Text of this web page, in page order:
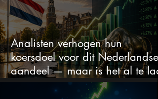
Analisten verhogen hun
koersdoel voor dit Nederlandse
aandeel — maar is het al te laat
om in te stappen?